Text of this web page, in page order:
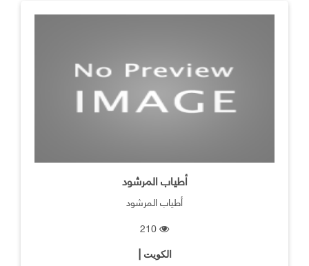
أطياب المرشود
أطياب المرشود
الكويت |